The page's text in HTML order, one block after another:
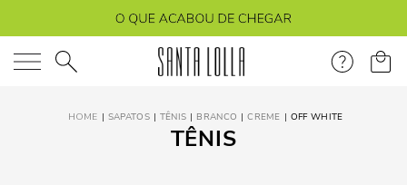
O que você está procurando?
SAPATOS TÊNIS BRANCO CREME OFF WHITE
TÊNIS